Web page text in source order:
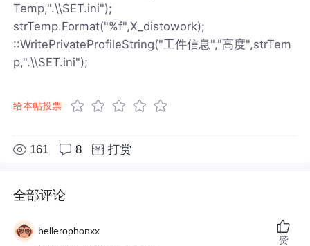
Temp,".\\SET.ini");
strTemp.Format("%f",X_distowork);
::WritePrivateProfileString("工件信息","高度",strTem
p,".\\SET.ini");
给本帖投票
161 8 打赏
全部评论
bellerophonxx
赞